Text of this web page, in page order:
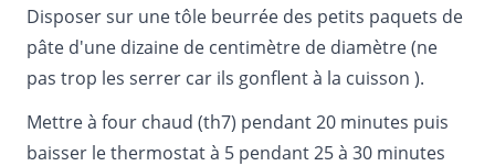
Disposer sur une tôle beurrée des petits paquets de
pâte d'une dizaine de centimètre de diamètre (ne
pas trop les serrer car ils gonflent à la cuisson ).
Mettre à four chaud (th7) pendant 20 minutes puis
baisser le thermostat à 5 pendant 25 à 30 minutes